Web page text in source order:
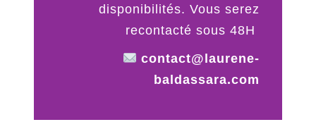
disponibilités. Vous serez
recontacté sous 48H
contact@laurene-
baldassara.com